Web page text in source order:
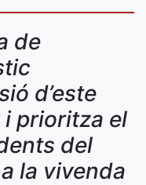
de
d’este
i prioritza el
del
la vivenda